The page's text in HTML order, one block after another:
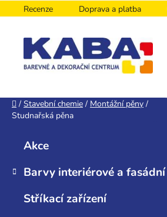
na
Recenze Doprava a platba
Domů
/ Stavební chemie / Montážní pěny /
Studnařská pěna
kategorieAkce
Barvy interiérové a fasádní
Stříkací zařízení